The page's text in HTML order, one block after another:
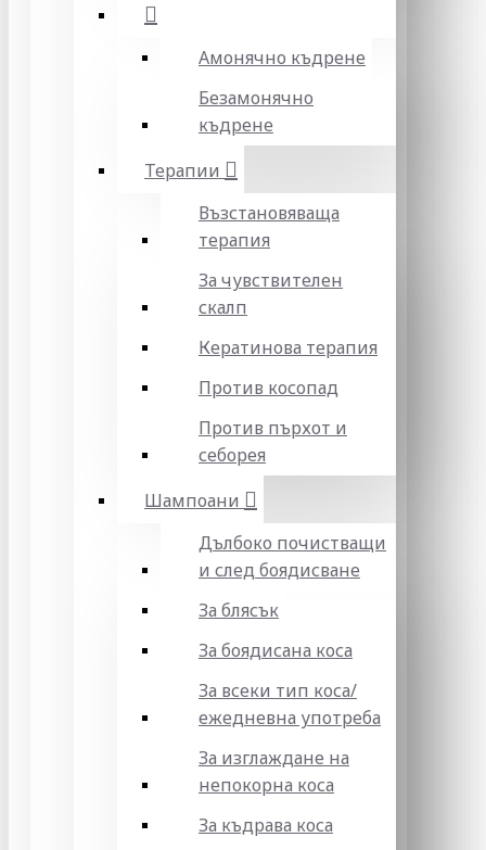
Амонячно къдрене
Безамонячно
къдрене
Терапии
Възстановяваща
терапия
За чувствителен
скалп
Кератинова терапия
Против косопад
Против пърхот и
себорея
Шампоани
Дълбоко почистващи
и след боядисване
За блясък
За боядисана коса
За всеки тип коса/
ежедневна употреба
За изглаждане на
непокорна коса
За къдрава коса